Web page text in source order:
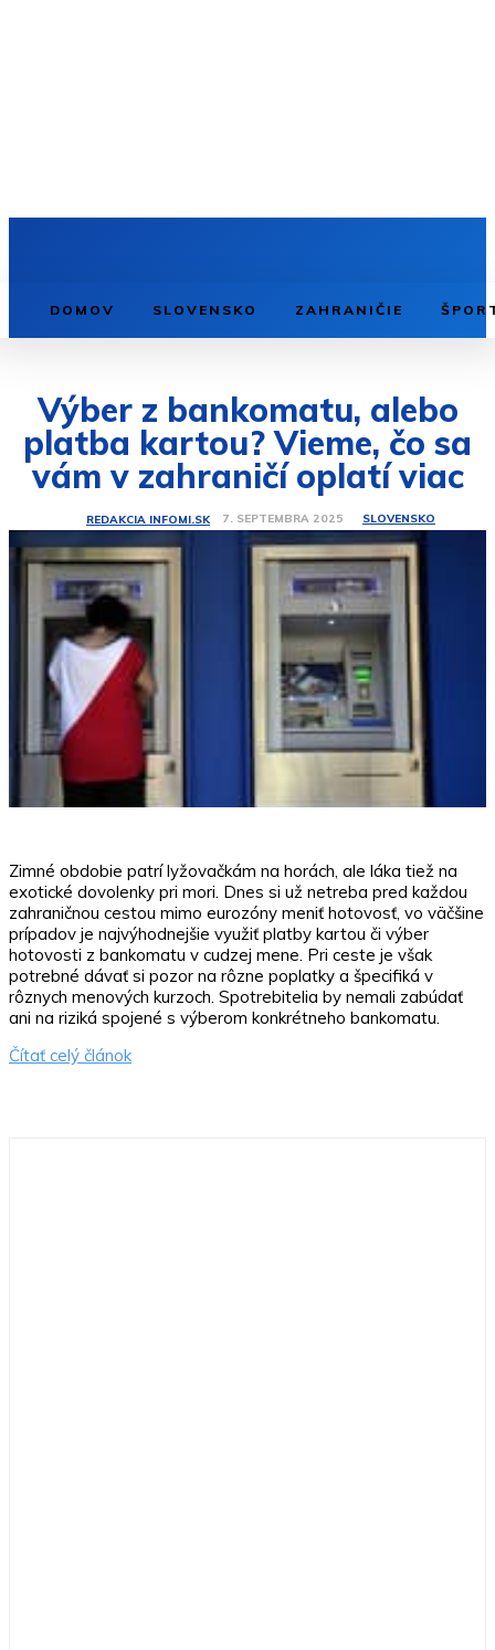
DOMOV SLOVENSKO ZAHRANIČIE
Výber z bankomatu, alebo
platba kartou? Vieme, čo sa
vám v zahraničí oplatí viac
REDAKCIA INFOMI.SK 7. SEPTEMBRA 2025 SLOVENSKO
Zimné obdobie patrí lyžovačkám na horách, ale láka tiež na
exotické dovolenky pri mori. Dnes si už netreba pred každou
zahraničnou cestou mimo eurozóny meniť hotovosť, vo väčšine
prípadov je najvýhodnejšie využiť platby kartou či výber
hotovosti z bankomatu v cudzej mene. Pri ceste je však
potrebné dávať si pozor na rôzne poplatky a špecifiká v
rôznych menových kurzoch. Spotrebitelia by nemali zabúdať
ani na riziká spojené s výberom konkrétneho bankomatu.
Čítať celý článok